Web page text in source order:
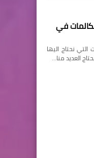
في
نحتاج اليها
العديد منا…